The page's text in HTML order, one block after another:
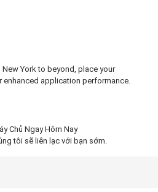
York to beyond, place your
application performance.
Chủ Ngay Hôm Nay
tôi sẽ liên lạc với bạn sớm.